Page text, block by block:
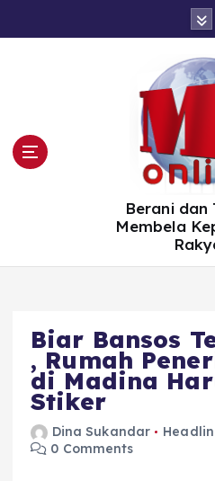
Berani dan
Membela
Biar Bansos
, Rumah
di Madina
Stiker
Dina Sukandar
0 Comments